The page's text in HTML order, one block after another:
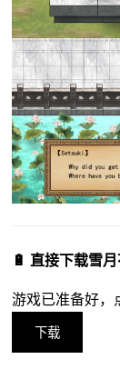
🔋 直接下载雪
游戏已准备好，
下载